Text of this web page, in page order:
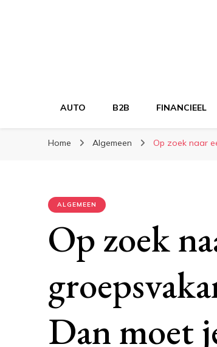
AUTO B2B FINANCIEEL
Home Algemeen Op zoek naar
ALGEMEEN
Op zoek
Dan moet